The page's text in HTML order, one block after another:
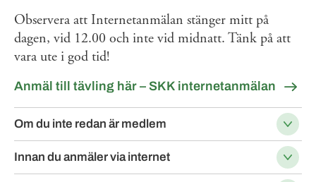
Observera att Internetanmälan stänger mitt på
dagen, vid 12.00 och inte vid midnatt. Tänk på att
vara ute i god tid!
Anmäl till tävling här – SKK internetanmälan
Om du inte redan är medlem
Innan du anmäler via internet